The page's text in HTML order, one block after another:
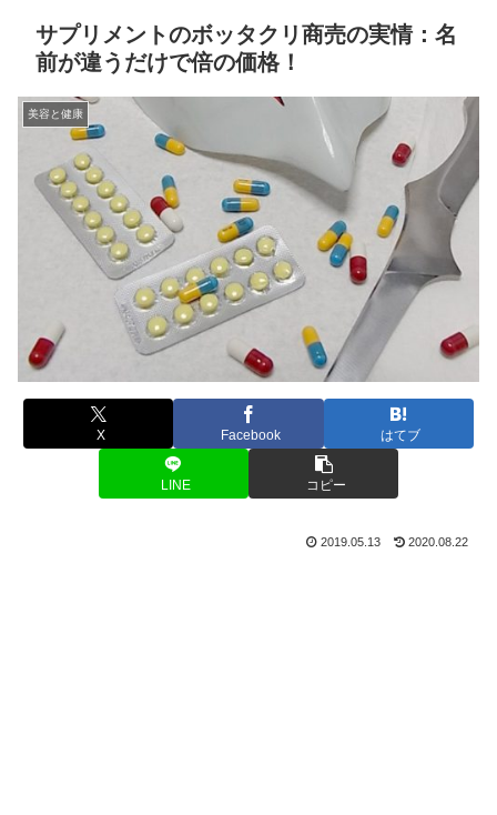
サプリメントのボッタクリ商売の実情：名
前が違うだけで倍の価格！
美容と健康
X Facebook はてブ
LINE コピー
2019.05.13 2020.08.22